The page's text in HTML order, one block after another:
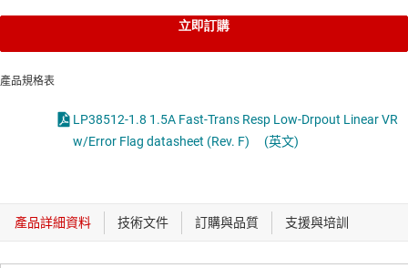
立即訂購
產品規格表
LP38512-1.8 1.5A Fast-Trans Resp Low-Drpout Linear VR
w/Error Flag datasheet (Rev. F)
(英文)